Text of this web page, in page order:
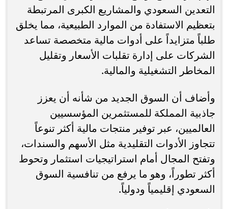
التعدين السعودي والمشاريع الكبرى المرتبطة
بتعظيم الاستفادة من الموارد الطبيعية، مما يخلق
طلباً متزايداً على أدوات مالية متخصصة تساعد
الشركات على إدارة تقلبات الأسعار وتقليل
المخاطر التشغيلية والمالية.
وأضاف أن السوق الجديد من شأنه أن يعزز
جاذبية المملكة للمستثمرين المؤسسيين
العالميين، عبر توفير منتجات مالية أكثر تنوعاً
تتجاوز الأدوات التقليدية مثل الأسهم والسندات،
وتفتح المجال أمام استراتيجيات استثمار وتحوط
أكثر تطوراً، وهو ما يرفع من تنافسية السوق
السعودي إقليمياً ودولياً.